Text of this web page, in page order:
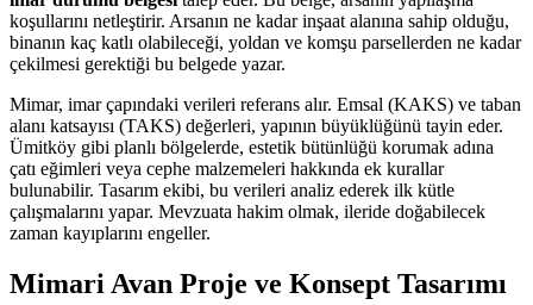
koşullarını netleştirir. Arsanın ne kadar inşaat alanına sahip olduğu,
binanın kaç katlı olabileceği, yoldan ve komşu parsellerden ne kadar
çekilmesi gerektiği bu belgede yazar.
Mimar, imar çapındaki verileri referans alır. Emsal (KAKS) ve taban
alanı katsayısı (TAKS) değerleri, yapının büyüklüğünü tayin eder.
Ümitköy gibi planlı bölgelerde, estetik bütünlüğü korumak adına
çatı eğimleri veya cephe malzemeleri hakkında ek kurallar
bulunabilir. Tasarım ekibi, bu verileri analiz ederek ilk kütle
çalışmalarını yapar. Mevzuata hakim olmak, ileride doğabilecek
zaman kayıplarını engeller.
Mimari Avan Proje ve Konsept Tasarımı